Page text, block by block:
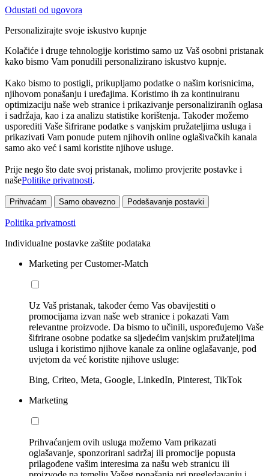
Odustati od ugovora
Personalizirajte svoje iskustvo kupnje
Kolačiće i druge tehnologije koristimo samo uz Vaš osobni pristanak
kako bismo Vam ponudili personalizirano iskustvo kupnje.
Kako bismo to postigli, prikupljamo podatke o našim korisnicima,
njihovom ponašanju i uređajima. Koristimo ih za kontinuiranu
optimizaciju naše web stranice i prikazivanje personaliziranih oglasa
i sadržaja, kao i za analizu statistike korištenja. Također možemo
usporediti Vaše šifrirane podatke s vanjskim pružateljima usluga i
prikazivati Vam ponude putem njihovih online oglašivačkih kanala
samo ako već i sami koristite njihove usluge.
Prije nego što date svoj pristanak, molimo provjerite postavke i
našePolitike privatnosti.
Prihvaćam Samo obavezno Podešavanje postavki
Politika privatnosti
Individualne postavke zaštite podataka
Marketing per Customer-Match
Uz Vaš pristanak, također ćemo Vas obavijestiti o
promocijama izvan naše web stranice i pokazati Vam
relevantne proizvode. Da bismo to učinili, uspoređujemo Vaše
šifrirane osobne podatke sa sljedećim vanjskim pružateljima
usluga i koristimo njihove kanale za online oglašavanje, pod
uvjetom da već koristite njihove usluge:
Bing, Criteo, Meta, Google, LinkedIn, Pinterest, TikTok
Marketing
Prihvaćanjem ovih usluga možemo Vam prikazati
oglašavanje, sponzorirani sadržaj ili promocije popusta
prilagođene vašim interesima za našu web stranicu ili